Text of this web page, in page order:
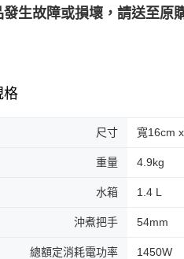
發生故障或損壞，請送至原
格
尺寸 寬16cm
重量 4.9kg
水箱 1.4 L
沖煮把手 54mm
總額定消耗電功率 1450W